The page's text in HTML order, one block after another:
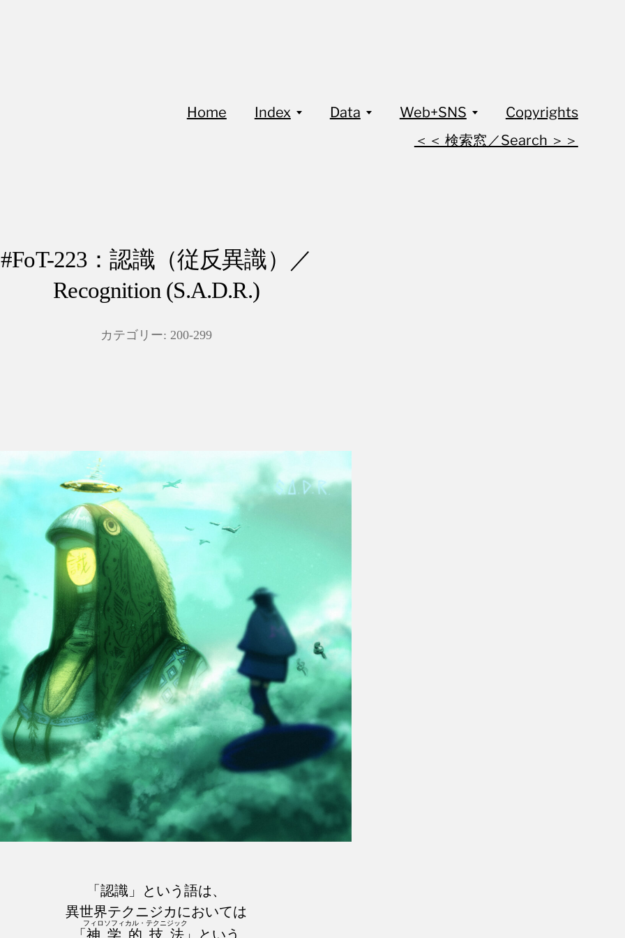
Home Index Data Web+SNS
Copyrights
＜＜ 検索窓／Search ＞＞
#FoT-223：認識（従反異識）／
Recognition (S.A.D.R.)
カテゴリー: 200-299
「認識」という語は、
異世界テクニジカにおいては
「 神学的技法
フィロソフィカル・テクニジック
」という